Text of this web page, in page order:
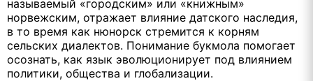
называемый «городским» или «книжным»
норвежским, отражает влияние датского наследия,
в то время как нюнорск стремится к корням
сельских диалектов. Понимание букмола помогает
осознать, как язык эволюционирует под влиянием
политики, общества и глобализации.